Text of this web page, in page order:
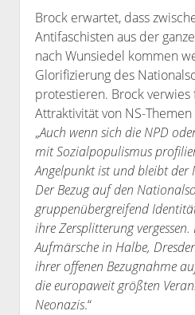
Brock erwartet, dass
Antifaschisten aus der
nach Wunsiedel kommen
Glorifizierung des
protestieren. Brock
Attraktivität von NS-
„Auch wenn sich die NPD
mit Sozialpopulismus
Angelpunkt ist und bleibt der
Der Bezug auf den
gruppenübergreifend
ihre Zersplitterung
Aufmärsche in Halbe,
ihrer offenen Bezugnahme
die europaweit größten
Neonazis.“